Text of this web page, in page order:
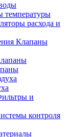
температуры
расхода и
Клапаны
и
контроля